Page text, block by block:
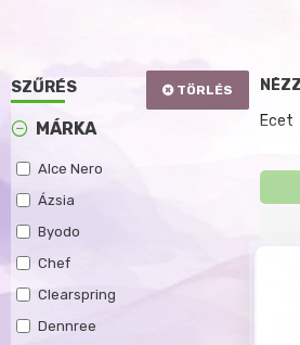
SZŰRÉS TÖRLÉS
MÁRKA
Alce Nero
Ázsia
Byodo
Chef
Clearspring
Dennree
Ecet